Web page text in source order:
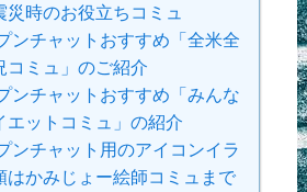
災時のお役立ちコミュ
ンチャットおすすめ「全米全
コミュ」のご紹介
ンチャットおすすめ「みんな
エットコミュ」の紹介
ンチャット用のアイコンイラ
はかみじょー絵師コミュまで